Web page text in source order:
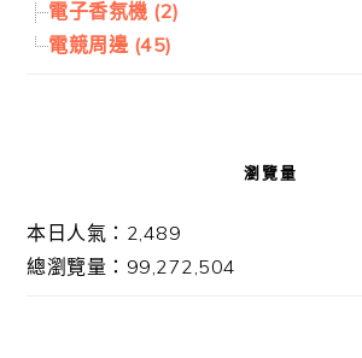
電子香氛機 (2)
電競周邊 (45)
瀏覽量
本日人氣：2,489
總瀏覽量：99,272,504